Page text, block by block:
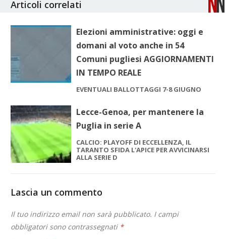
Articoli correlati
Elezioni amministrative: oggi e
domani al voto anche in 54
Comuni pugliesi AGGIORNAMENTI
IN TEMPO REALE
EVENTUALI BALLOTTAGGI 7-8 GIUGNO
Lecce-Genoa, per mantenere la
Puglia in serie A
CALCIO: PLAYOFF DI ECCELLENZA, IL
TARANTO SFIDA L'APICE PER AVVICINARSI
ALLA SERIE D
Lascia un commento
Il tuo indirizzo email non sarà pubblicato. I campi
obbligatori sono contrassegnati *